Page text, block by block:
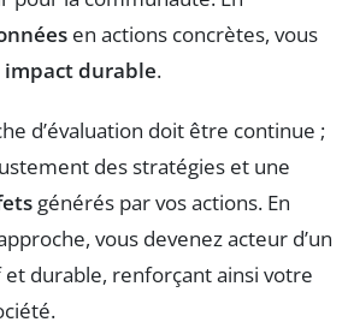
en actions concrètes, vous
impact durable.
d’évaluation doit être continue ;
des stratégies et une
générés par vos actions. En
vous devenez acteur d’un
durable, renforçant ainsi votre